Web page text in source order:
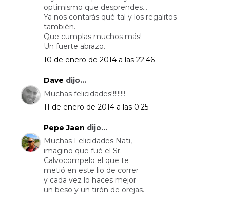
optimismo que desprendes...
Ya nos contarás qué tal y los regalitos
también.
Que cumplas muchos más!
Un fuerte abrazo.
10 de enero de 2014 a las 22:46
Dave dijo...
Muchas felicidades!!!!!!!!!
11 de enero de 2014 a las 0:25
Pepe Jaen dijo...
Muchas Felicidades Nati,
imagino que fué el Sr.
Calvocompelo el que te
metió en este lio de correr
y cada vez lo haces mejor
un beso y un tirón de orejas.